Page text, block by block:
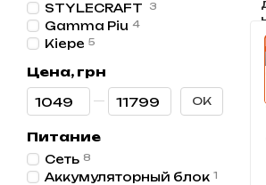
STYLECRAFT 3
Gamma Piu 4
Kiepe 5
Цена, грн
От Цена, грн
До Цена, грн OK
Питание
Сеть 8
Аккумуляторный блок 1